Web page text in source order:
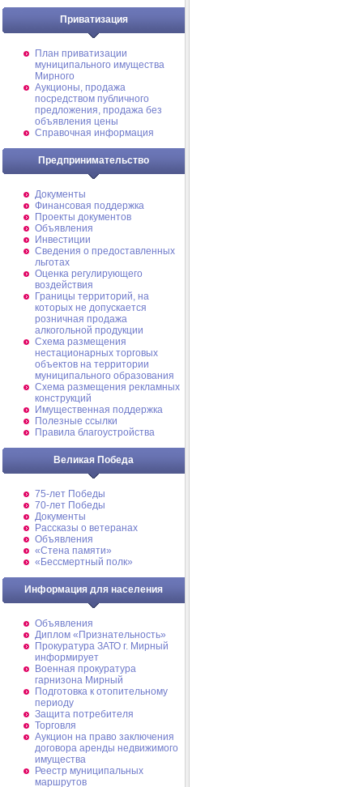
Приватизация
План приватизации
муниципального имущества
Мирного
Аукционы, продажа
посредством публичного
предложения, продажа без
объявления цены
Справочная информация
Предпринимательство
Документы
Финансовая поддержка
Проекты документов
Объявления
Инвестиции
Сведения о предоставленных
льготах
Оценка регулирующего
воздействия
Границы территорий, на
которых не допускается
розничная продажа
алкогольной продукции
Схема размещения
нестационарных торговых
объектов на территории
муниципального образования
Схема размещения рекламных
конструкций
Имущественная поддержка
Полезные ссылки
Правила благоустройства
Великая Победа
75-лет Победы
70-лет Победы
Документы
Рассказы о ветеранах
Объявления
«Стена памяти»
«Бессмертный полк»
Информация для населения
Объявления
Диплом «Признательность»
Прокуратура ЗАТО г. Мирный
информирует
Военная прокуратура
гарнизона Мирный
Подготовка к отопительному
периоду
Защита потребителя
Торговля
Аукцион на право заключения
договора аренды недвижимого
имущества
Реестр муниципальных
маршрутов